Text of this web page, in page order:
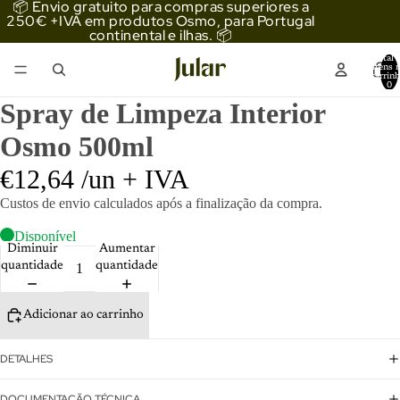
📦 Envio gratuito para compras superiores a
250€ +IVA em produtos Osmo, para Portugal
continental e ilhas. 📦
Total
itens
0
Spray de Limpeza Interior
Osmo 500ml
€12,64 /un + IVA
Custos de envio calculados após a finalização da compra.
Disponível
Diminuir
quantidade
Aumentar
quantidade
Adicionar ao carrinho
DETALHES